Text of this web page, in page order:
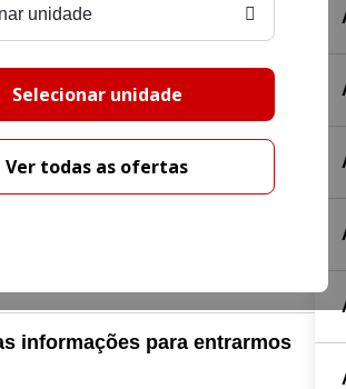
informações para entrarmos
unidade
Selecionar unidade
Ver todas as ofertas